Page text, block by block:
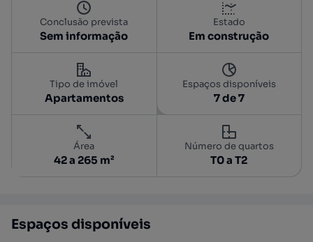
Conclusão prevista
Sem informação
Estado
Em construção
Tipo de imóvel
Apartamentos
Espaços disponíveis
7 de 7
Área
42 a 265 m²
Número de quartos
T0 a T2
Espaços disponíveis